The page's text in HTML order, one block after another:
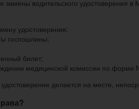
замены водительского удостоверения
удостоверения;
госпошлины;
билет;
медицинской комиссии по
делается на месте,